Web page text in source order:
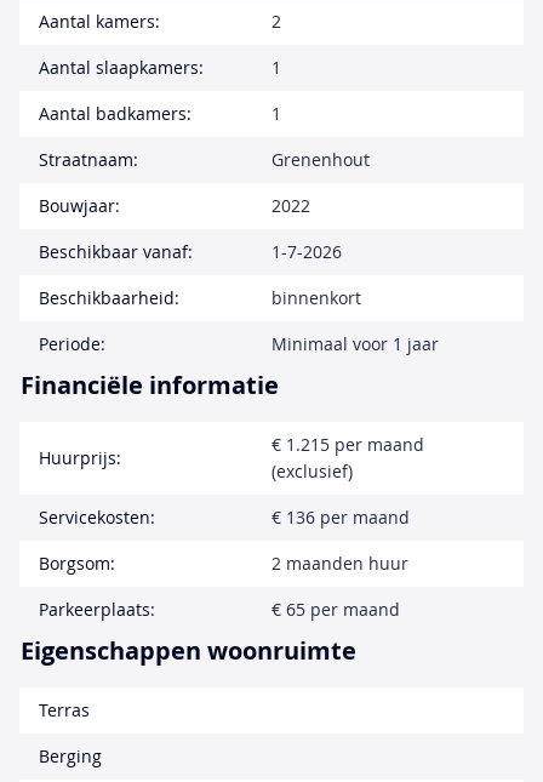
Aantal kamers:
2
Aantal slaapkamers:
1
Aantal badkamers:
1
Straatnaam:
Grenenhout
Bouwjaar:
2022
Beschikbaar vanaf:
1-7-2026
Beschikbaarheid:
binnenkort
Periode:
Minimaal voor 1 jaar
Financiële informatie
Huurprijs:
€ 1.215 per maand
(exclusief)
Servicekosten:
€ 136 per maand
Borgsom:
2 maanden huur
Parkeerplaats:
€ 65 per maand
Eigenschappen woonruimte
Terras
Berging